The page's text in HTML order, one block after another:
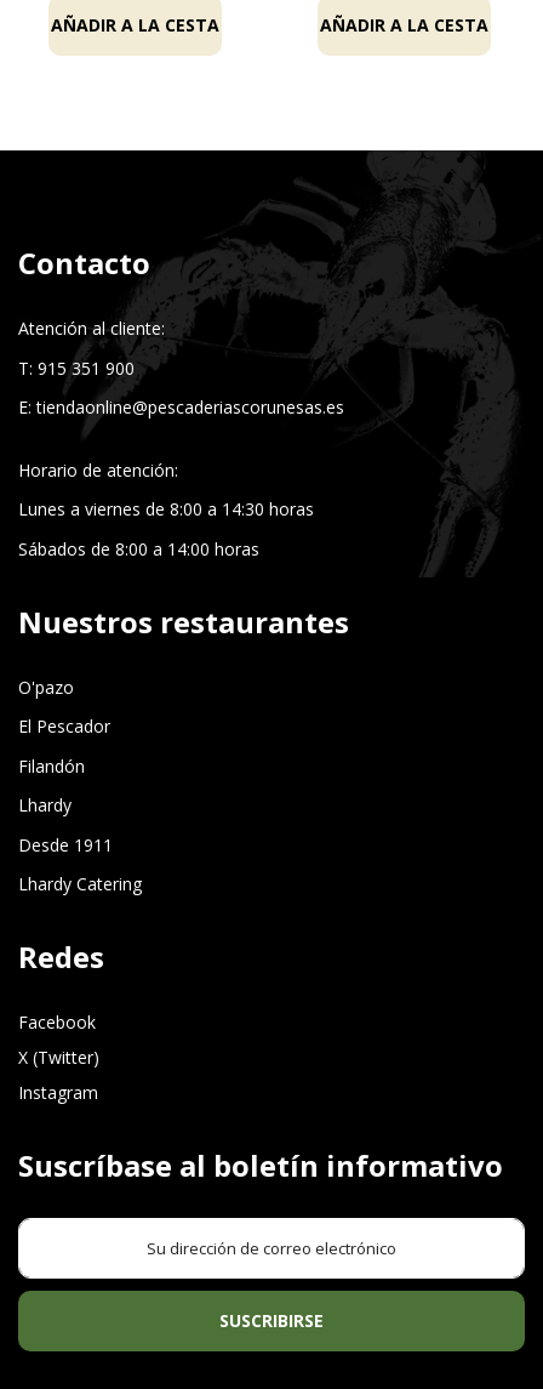
AÑADIR A LA CESTA AÑADIR A LA CESTA
Contacto
Atención al cliente:
T: 915 351 900
E:tiendaonline@pescaderiascorunesas.es
Horario de atención:
Lunes a viernes de 8:00 a 14:30 horas
Sábados de 8:00 a 14:00 horas
Nuestros restaurantes
O'pazo
El Pescador
Filandón
Lhardy
Desde 1911
Lhardy Catering
Redes
Facebook
X (Twitter)
Instagram
Suscríbase al boletín informativo
SUSCRIBIRSE